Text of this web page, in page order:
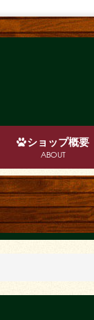
ショップ概要
ABOUT